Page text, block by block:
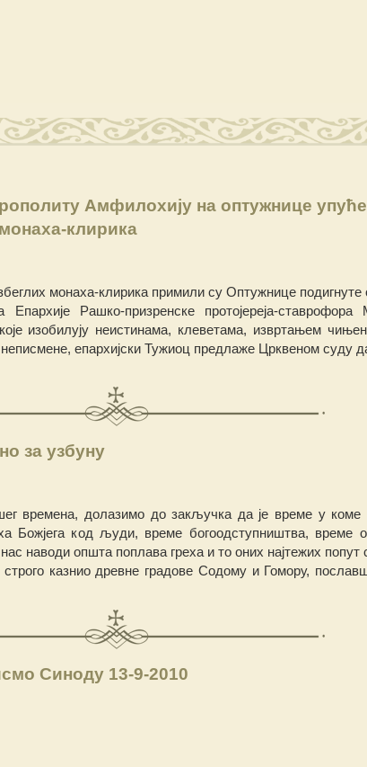
Амфилохију на оптужнице
клирика
монаха-клирика примили су Оптужнице подигнуте
Епархије Рашко-призренске протојереја-ставрофора
изобилују неистинама, клеветама, извртањем
епархијски Тужиоц предлаже Црквеном суду
за узбуну
времена, долазимо до закључка да је време у
Божјега код људи, време богоодступништва, време
наводи општа поплава греха и то оних најтежих попут
строго казнио древне градове Содому и Гомору,
Синоду 13-9-2010